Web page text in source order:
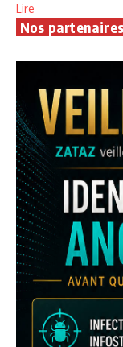
Lire
Nos partenaires